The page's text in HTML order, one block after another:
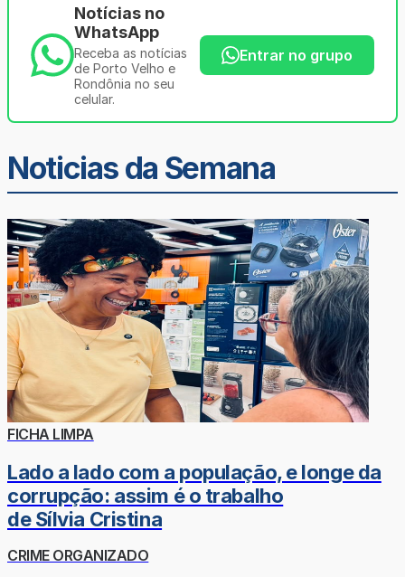
Notícias no
WhatsApp
Receba as notícias
de Porto Velho e
Rondônia no seu
celular.
Entrar no grupo
Noticias da Semana
FICHA LIMPA
Lado a lado com a população, e longe da
corrupção: assim é o trabalho
de Sílvia Cristina
CRIME ORGANIZADO